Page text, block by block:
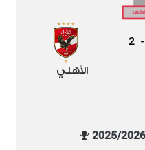
-
2
الأهلي